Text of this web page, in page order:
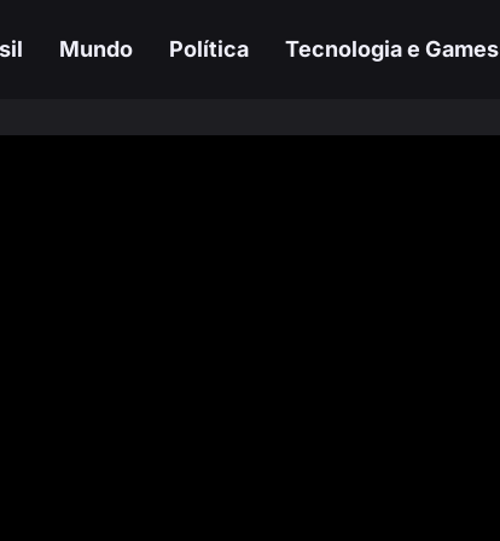
Mundo Política Tecnologia e Games